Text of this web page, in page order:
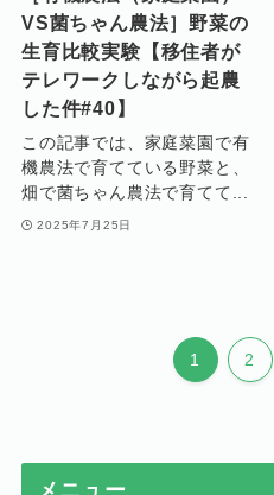
VS菌ちゃん農法］野菜の
生育比較実験【移住者が
テレワークしながら起農
した件#40】
この記事では、家庭菜園で有
機農法で育てている野菜と、
畑で菌ちゃん農法で育てて...
2025年7月25日
1 2